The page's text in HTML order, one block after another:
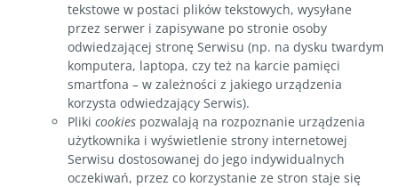
tekstowe w postaci plików tekstowych, wysyłane
przez serwer i zapisywane po stronie osoby
odwiedzającej stronę Serwisu (np. na dysku twardym
komputera, laptopa, czy też na karcie pamięci
smartfona – w zależności z jakiego urządzenia
korzysta odwiedzający Serwis).
Pliki cookies pozwalają na rozpoznanie urządzenia
użytkownika i wyświetlenie strony internetowej
Serwisu dostosowanej do jego indywidualnych
oczekiwań, przez co korzystanie ze stron staje się